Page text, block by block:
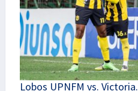
Lobos UPNFM vs. Victoria.